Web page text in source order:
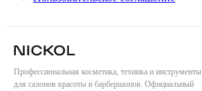
Профессиональная косметика, техника и инструменты
для салонов красоты и барбершопов. Официальный